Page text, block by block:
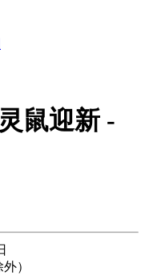
鼠迎新 -
）